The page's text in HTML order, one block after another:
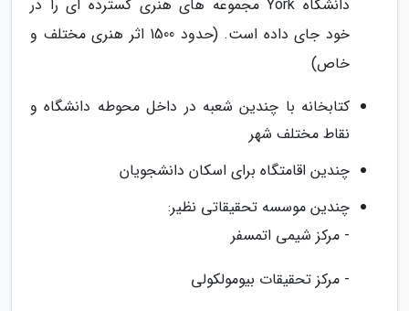
دانشگاه York مجموعه های هنری گسترده ای را در
خود جای داده است. (حدود 1500 اثر هنری مختلف و
خاص)
کتابخانه با چندین شعبه در داخل محوطه دانشگاه و
نقاط مختلف شهر
چندین اقامتگاه برای اسکان دانشجویان
چندین موسسه تحقیقاتی نظیر:
- مرکز شیمی اتمسفر
- مرکز تحقیقات بیومولکولی